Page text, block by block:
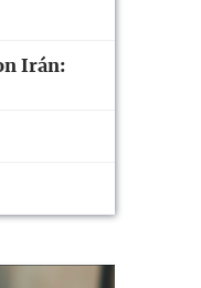
Irán: